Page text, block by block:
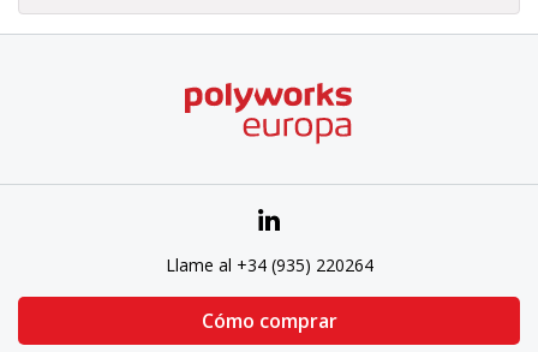
Llame al +34 (935) 220264
Cómo comprar